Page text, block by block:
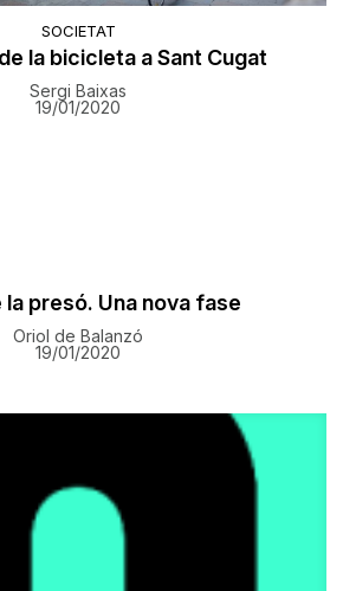
SOCIETAT
la bicicleta a Sant Cugat
Sergi Baixas
19/01/2020
presó. Una nova fase
Oriol de Balanzó
19/01/2020